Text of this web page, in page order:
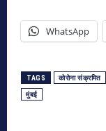
WhatsApp
TAGS कोरोना संक्रमित
मुंबई